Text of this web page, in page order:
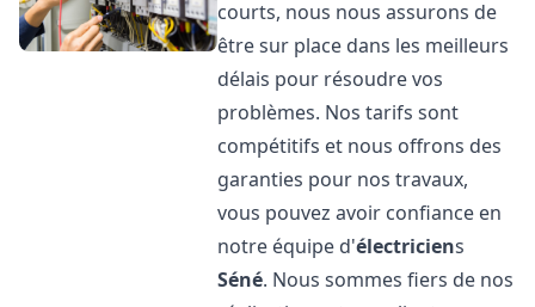
courts, nous nous assurons de
être sur place dans les meilleurs
délais pour résoudre vos
problèmes. Nos tarifs sont
compétitifs et nous offrons des
garanties pour nos travaux,
vous pouvez avoir confiance en
notre équipe d'électriciens
Séné. Nous sommes fiers de nos